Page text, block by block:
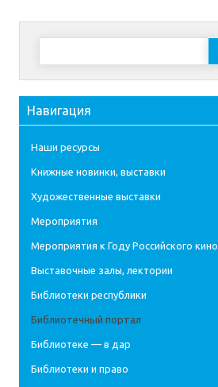
Найти:
Навигация
Наши ресурсы
Книжные новинки, выставки
Художественные выставки
Мероприятия
Мероприятия к Году Российского кино
Выставочные залы, лектории
Библиотеки республики
Библиотечный портал
Библиотеке — в дар
Библиотеки и право